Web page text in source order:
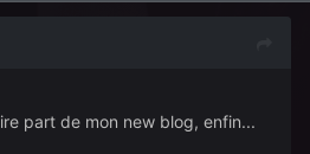
part de mon new blog, enfin...